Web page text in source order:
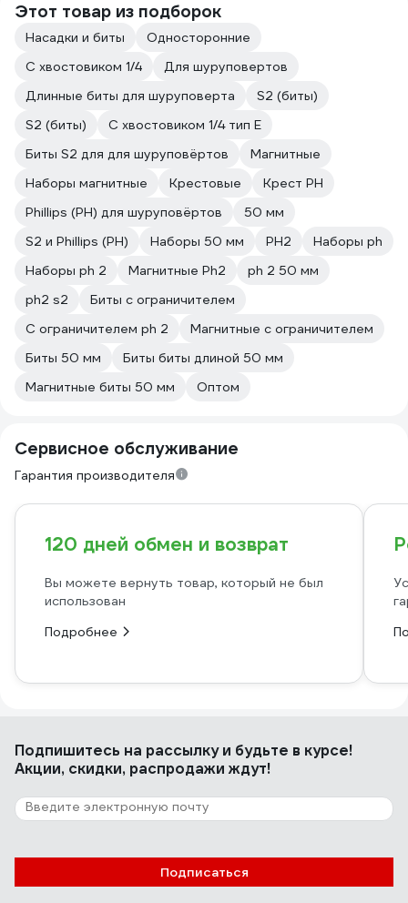
Этот товар из подборок
Насадки и биты
Односторонние
С хвостовиком 1/4
Для шуруповертов
Длинные биты для шуруповерта
S2 (биты)
S2 (биты)
С хвостовиком 1/4 тип E
Биты S2 для для шуруповёртов
Магнитные
Наборы магнитные
Крестовые
Крест PH
Phillips (PH) для шуруповёртов
50 мм
S2 и Phillips (PH)
Наборы 50 мм PH2
Наборы ph
Наборы ph 2
Магнитные Ph2
ph 2 50 мм
ph2 s2
Биты с ограничителем
С ограничителем ph 2
Магнитные с ограничителем
Биты 50 мм
Биты биты длиной 50 мм
Магнитные биты 50 мм
Оптом
Сервисное обслуживание
Гарантия производителя
120 дней обмен и возврат
Вы можете вернуть товар, который не был
использован
Подробнее
Подпишитесь на рассылкуи будьте в курсе!
Акции, скидки, распродажи ждут!
Подписаться